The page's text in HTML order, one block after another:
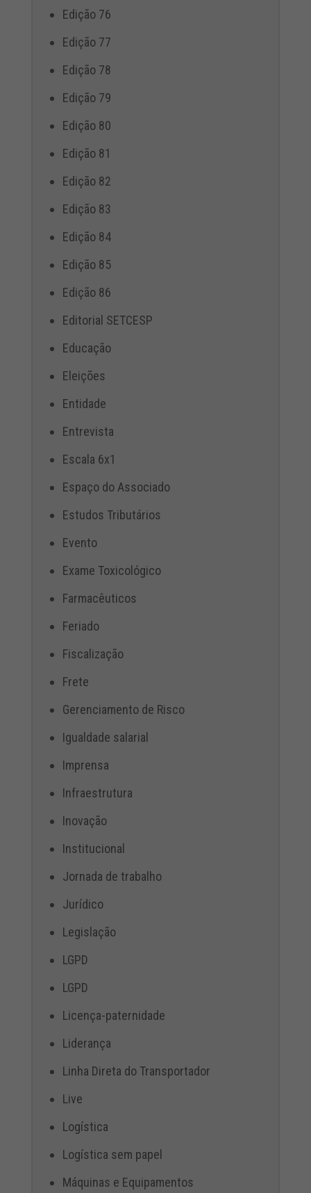
Edição 76
Edição 77
Edição 78
Edição 79
Edição 80
Edição 81
Edição 82
Edição 83
Edição 84
Edição 85
Edição 86
Editorial SETCESP
Educação
Eleições
Entidade
Entrevista
Escala 6x1
Espaço do Associado
Estudos Tributários
Evento
Exame Toxicológico
Farmacêuticos
Feriado
Fiscalização
Frete
Gerenciamento de Risco
Igualdade salarial
Imprensa
Infraestrutura
Inovação
Institucional
Jornada de trabalho
Jurídico
Legislação
LGPD
LGPD
Licença-paternidade
Liderança
Linha Direta do Transportador
Live
Logística
Logística sem papel
Máquinas e Equipamentos